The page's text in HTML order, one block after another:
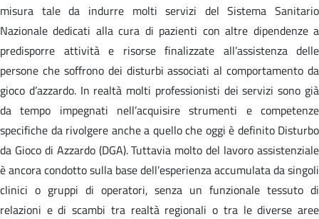
misura tale da indurre molti servizi del Sistema Sanitario
Nazionale dedicati alla cura di pazienti con altre dipendenze a
predisporre attività e risorse finalizzate all’assistenza delle
persone che soffrono dei disturbi associati al comportamento da
gioco d’azzardo. In realtà molti professionisti dei servizi sono già
da tempo impegnati nell’acquisire strumenti e competenze
specifiche da rivolgere anche a quello che oggi è definito Disturbo
da Gioco di Azzardo (DGA). Tuttavia molto del lavoro assistenziale
è ancora condotto sulla base dell’esperienza accumulata da singoli
clinici o gruppi di operatori, senza un funzionale tessuto di
relazioni e di scambi tra realtà regionali o tra le diverse aree